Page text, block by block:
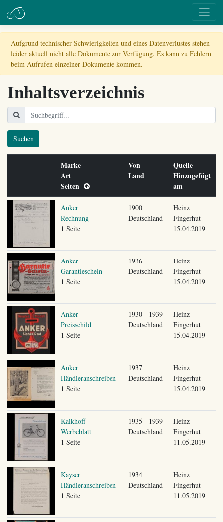
Aufgrund technischer Schwierigkeiten und eines Datenverlustes stehen
leider aktuell nicht alle Dokumente zur Verfügung. Es kann zu Fehlern
beim Aufrufen einzelner Dokumente kommen.
Inhaltsverzeichnis
Suchen
Marke
Art
Seiten
Von
Land
Quelle
Hinzugefügt
am
Anker
Rechnung
1 Seite
1900
Deutschland
Heinz
Fingerhut
15.04.2019
Anker
Garantieschein
1 Seite
1936
Deutschland
Heinz
Fingerhut
15.04.2019
Anker
Preisschild
1 Seite
1930 - 1939
Deutschland
Heinz
Fingerhut
15.04.2019
Anker
Händleranschreiben
1 Seite
1937
Deutschland
Heinz
Fingerhut
15.04.2019
Kalkhoff
Werbeblatt
1 Seite
1935 - 1939
Deutschland
Heinz
Fingerhut
11.05.2019
Kayser
Händleranschreiben
1 Seite
1934
Deutschland
Heinz
Fingerhut
11.05.2019